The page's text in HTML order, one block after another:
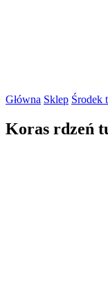
Główna Sklep Środek
Koras rdzeń